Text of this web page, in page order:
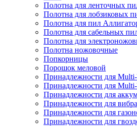
Полотна для ленточных
Полотна для лобзиковых
Полотна для пил
Полотна для сабельных
Полотна для
Полотна ножовочные
Попкорницы
Порошок меловой
Принадлежности для
Принадлежности для
Принадлежности для
Принадлежности для
Принадлежности для
Принадлежности для